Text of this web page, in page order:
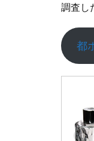
東
イ
の
立
屋外
があ
調査し
都